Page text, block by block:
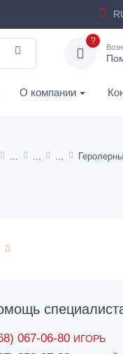
?
О компании
067-06-80 ИГОРЬ